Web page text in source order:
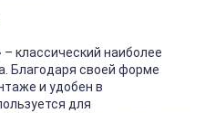
классический наиболее
Благодаря своей форме
и удобен в
для